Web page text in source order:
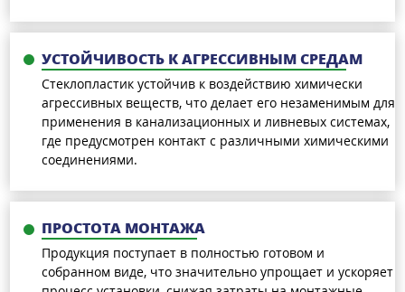
УСТОЙЧИВОСТЬ К АГРЕССИВНЫМ СРЕДАМ
Стеклопластик устойчив к воздействию химически
агрессивных веществ, что делает его незаменимым для
применения в канализационных и ливневых системах,
где предусмотрен контакт с различными химическими
соединениями.
ПРОСТОТА МОНТАЖА
Продукция поступает в полностью готовом и
собранном виде, что значительно упрощает и ускоряет